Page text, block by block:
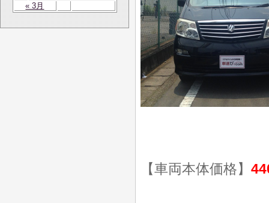
« 3月
【車両本体価格】